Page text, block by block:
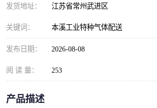
发货地址： 江苏省常州武进区
关键词： 本溪工业特种气体配送
发布日期： 2026-08-08
阅 读 量： 253
产品描述